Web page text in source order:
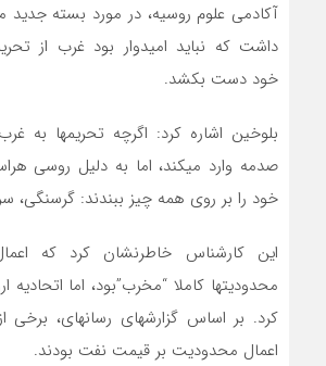
آکادمی علوم روسیه، در مورد بسته جدید
داشت که نباید امیدوار بود غرب از
خود دست بکشد.
بلوخین اشاره کرد: اگرچه تحریمها به
صدمه وارد میکند، اما به دلیل روسی
خود را بر روی همه چیز ببندند: گرسنگی،
این کارشناس خاطرنشان کرد که
محدودیتها کاملا “مخرب”بود، اما اتحادیه
کرد. بر اساس گزارشهای رسانهای، برخی
اعمال محدودیت بر قیمت نفت بودند.